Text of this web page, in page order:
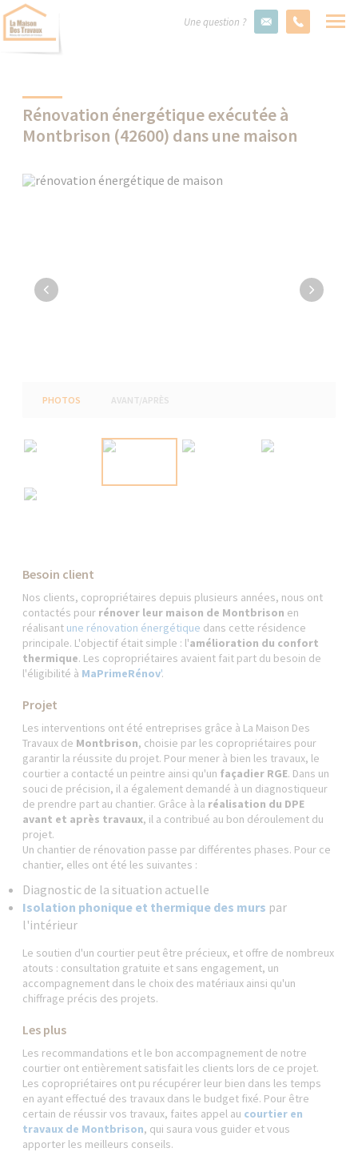
Une question ?
Rénovation énergétique exécutée à
Montbrison (42600) dans une maison
PHOTOS AVANT/APRÈS
Besoin client
Nos clients, copropriétaires depuis plusieurs années, nous ont
contactés pour rénover leur maison de Montbrison en
réalisant une rénovation énergétique dans cette résidence
principale. L'objectif était simple : l'amélioration du confort
thermique. Les copropriétaires avaient fait part du besoin de
l'éligibilité à MaPrimeRénov'.
Projet
Les interventions ont été entreprises grâce à La Maison Des
Travaux de Montbrison, choisie par les copropriétaires pour
garantir la réussite du projet. Pour mener à bien les travaux, le
courtier a contacté un peintre ainsi qu'un façadier RGE. Dans un
souci de précision, il a également demandé à un diagnostiqueur
de prendre part au chantier. Grâce à la réalisation du DPE
avant et après travaux, il a contribué au bon déroulement du
projet.
Un chantier de rénovation passe par différentes phases. Pour ce
chantier, elles ont été les suivantes :
Diagnostic de la situation actuelle
Isolation phonique et thermique des murs par
l'intérieur
Le soutien d'un courtier peut être précieux, et offre de nombreux
atouts : consultation gratuite et sans engagement, un
accompagnement dans le choix des matériaux ainsi qu'un
chiffrage précis des projets.
Les plus
Les recommandations et le bon accompagnement de notre
courtier ont entièrement satisfait les clients lors de ce projet.
Les copropriétaires ont pu récupérer leur bien dans les temps
en ayant effectué des travaux dans le budget fixé. Pour être
certain de réussir vos travaux, faites appel au courtier en
travaux de Montbrison, qui saura vous guider et vous
apporter les meilleurs conseils.